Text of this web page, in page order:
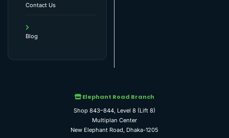
Contact Us
Blog
Elephant Road Branch
Shop 843–844, Level 8 (Lift 8)
Multiplan Center
New Elephant Road, Dhaka-1205